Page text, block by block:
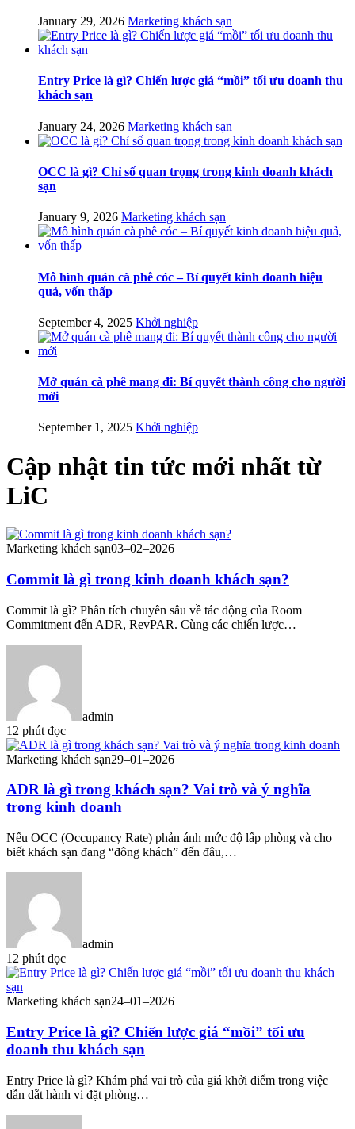
January 29, 2026 Marketing khách sạn
Entry Price là gì? Chiến lược giá “mồi” tối ưu doanh thu
khách sạn
January 24, 2026 Marketing khách sạn
OCC là gì? Chỉ số quan trọng trong kinh doanh khách
sạn
January 9, 2026 Marketing khách sạn
Mô hình quán cà phê cóc – Bí quyết kinh doanh hiệu
quả, vốn thấp
September 4, 2025 Khởi nghiệp
Mở quán cà phê mang đi: Bí quyết thành công cho người
mới
September 1, 2025 Khởi nghiệp
Cập nhật tin tức mới nhất từ
LiC
Marketing khách sạn03–02–2026
Commit là gì trong kinh doanh khách sạn?
Commit là gì? Phân tích chuyên sâu về tác động của Room
Commitment đến ADR, RevPAR. Cùng các chiến lược…
admin
12 phút đọc
Marketing khách sạn29–01–2026
ADR là gì trong khách sạn? Vai trò và ý nghĩa
trong kinh doanh
Nếu OCC (Occupancy Rate) phản ánh mức độ lấp phòng và cho
biết khách sạn đang “đông khách” đến đâu,…
admin
12 phút đọc
Marketing khách sạn24–01–2026
Entry Price là gì? Chiến lược giá “mồi” tối ưu
doanh thu khách sạn
Entry Price là gì? Khám phá vai trò của giá khởi điểm trong việc
dẫn dắt hành vi đặt phòng…